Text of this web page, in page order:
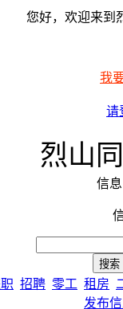
您好，欢迎来到
我
请
烈山
信息
招聘 零工 租房
发布